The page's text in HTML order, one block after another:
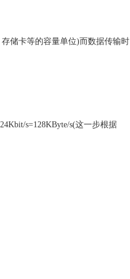
储卡等的容量单位)而数据传输时
s=128KByte/s(这一步根据